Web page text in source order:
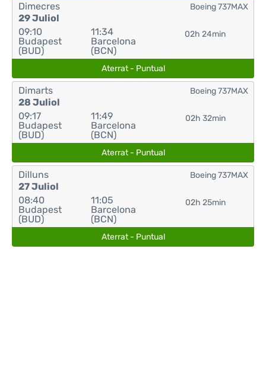
Dimecres
29 Juliol
09:10
Budapest
(BUD)
11:34
Barcelona
(BCN)
02h 24min
Boeing 737MAX
Aterrat - Puntual
Dimarts
28 Juliol
09:17
Budapest
(BUD)
11:49
Barcelona
(BCN)
02h 32min
Boeing 737MAX
Aterrat - Puntual
Dilluns
27 Juliol
08:40
Budapest
(BUD)
11:05
Barcelona
(BCN)
02h 25min
Boeing 737MAX
Aterrat - Puntual